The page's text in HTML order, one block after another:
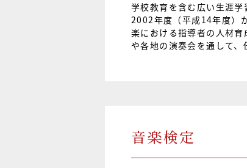
学校教育を含む広い生涯学
2002年度（平成14年度）
楽における指導者の人材
や各地の演奏会を通して、
音楽検定